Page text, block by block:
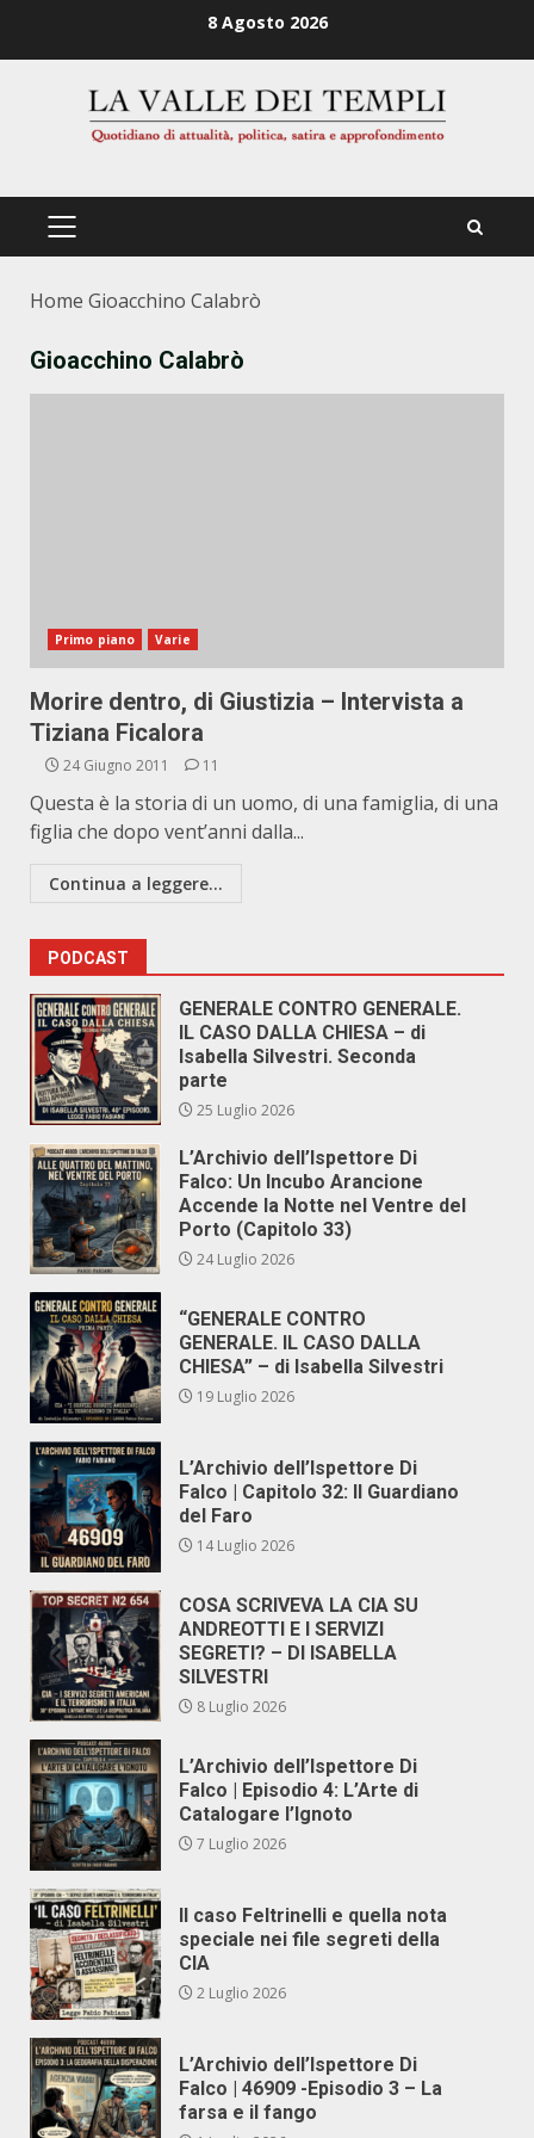
8 Agosto 2026
PRIMÄRES
Home Gioacchino Calabrò
Gioacchino Calabrò
Primo piano Varie
Morire dentro, di Giustizia – Intervista a
Tiziana Ficalora
24 Giugno 2011 11
Questa è la storia di un uomo, di una famiglia, di una
figlia che dopo vent’anni dalla...
Continua a leggere...
PODCAST
GENERALE CONTRO GENERALE.
IL CASO DALLA CHIESA – di
Isabella Silvestri. Seconda
parte
25 Luglio 2026
L’Archivio dell’Ispettore Di
Falco: Un Incubo Arancione
Accende la Notte nel Ventre del
Porto (Capitolo 33)
24 Luglio 2026
“GENERALE CONTRO
GENERALE. IL CASO DALLA
CHIESA” – di Isabella Silvestri
19 Luglio 2026
L’Archivio dell’Ispettore Di
Falco | Capitolo 32: Il Guardiano
del Faro
14 Luglio 2026
COSA SCRIVEVA LA CIA SU
ANDREOTTI E I SERVIZI
SEGRETI? – DI ISABELLA
SILVESTRI
8 Luglio 2026
L’Archivio dell’Ispettore Di
Falco | Episodio 4: L’Arte di
Catalogare l’Ignoto
7 Luglio 2026
Il caso Feltrinelli e quella nota
speciale nei file segreti della
CIA
2 Luglio 2026
L’Archivio dell’Ispettore Di
Falco | 46909 -Episodio 3 – La
farsa e il fango